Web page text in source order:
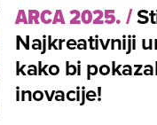
ARCA 2025./
Najkreativniji
kako bi
inovacije!